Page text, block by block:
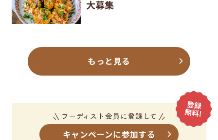
大募集
もっと見る
キャンペーンに参加する